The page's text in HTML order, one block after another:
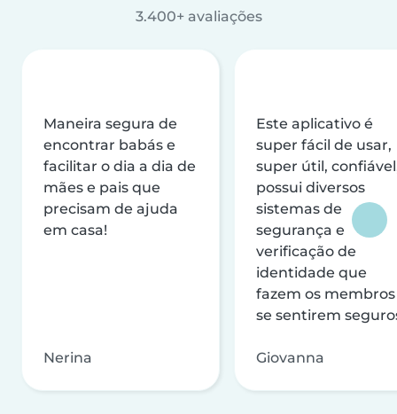
3.400+ avaliações
Maneira segura de
encontrar babás e
facilitar o dia a dia de
mães e pais que
precisam de ajuda
em casa!
Nerina
Este aplicativo é
super fácil de usar,
super útil,
possui diversos
sistemas de
segurança e
verificação de
identidade que
fazem os membros
se sentirem
Giovanna